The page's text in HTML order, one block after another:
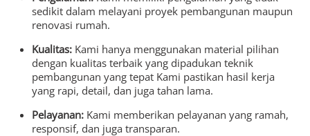
sedikit dalam melayani proyek pembangunan maupun
renovasi rumah.
Kualitas: Kami hanya menggunakan material pilihan
dengan kualitas terbaik yang dipadukan teknik
pembangunan yang tepat Kami pastikan hasil kerja
yang rapi, detail, dan juga tahan lama.
Pelayanan: Kami memberikan pelayanan yang ramah,
responsif, dan juga transparan.